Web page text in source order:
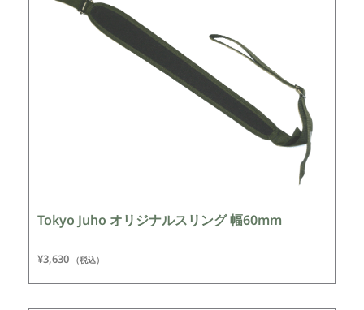
Tokyo Juho オリジナルスリング 幅60mm
¥3,630 （税込）